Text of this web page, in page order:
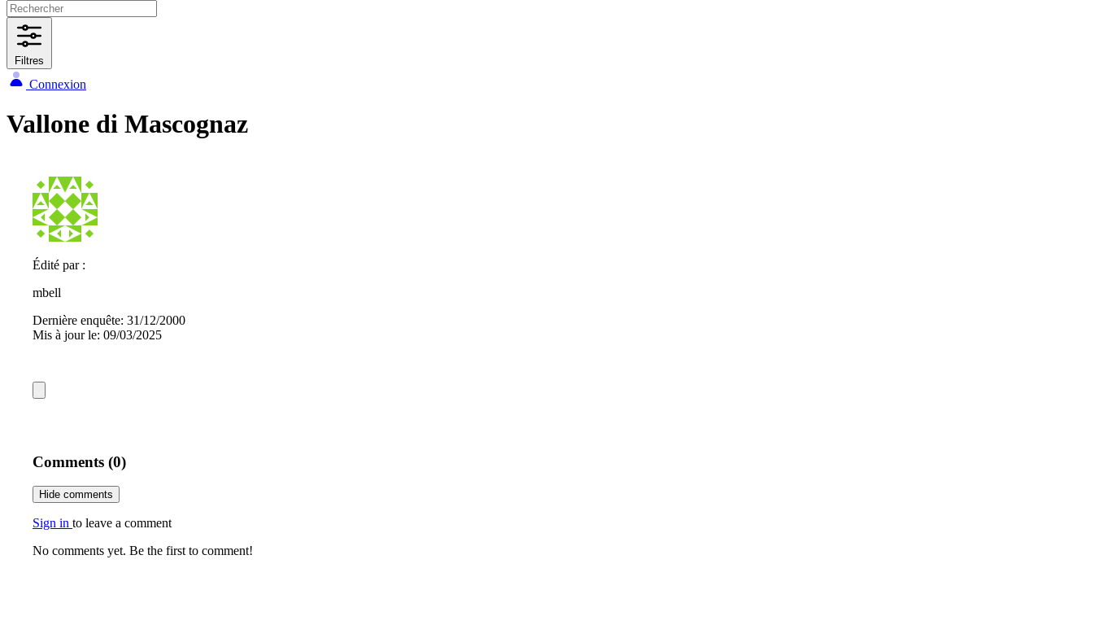
Filtres
Connexion
Vallone di Mascognaz
Édité par :
mbell
Dernière enquête: 31/12/2000
Mis à jour le: 09/03/2025
Comments (0)
Hide comments
Sign in to leave a comment
No comments yet. Be the first to comment!